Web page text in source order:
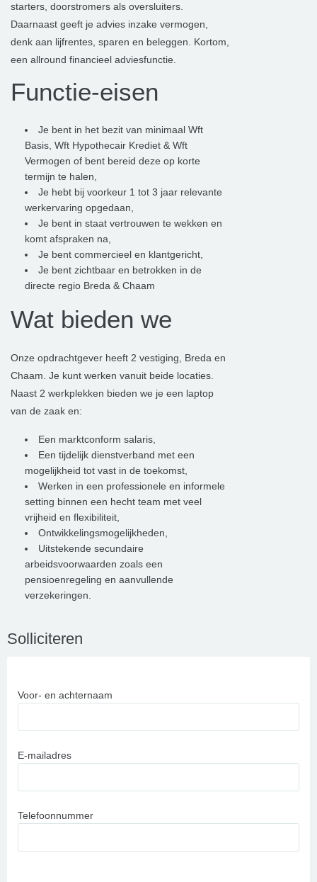
starters, doorstromers als oversluiters.
Daarnaast geeft je advies inzake vermogen,
denk aan lijfrentes, sparen en beleggen. Kortom,
een allround financieel adviesfunctie.
Functie-eisen
Je bent in het bezit van minimaal Wft
Basis, Wft Hypothecair Krediet & Wft
Vermogen of bent bereid deze op korte
termijn te halen,
Je hebt bij voorkeur 1 tot 3 jaar relevante
werkervaring opgedaan,
Je bent in staat vertrouwen te wekken en
komt afspraken na,
Je bent commercieel en klantgericht,
Je bent zichtbaar en betrokken in de
directe regio Breda & Chaam
Wat bieden we
Onze opdrachtgever heeft 2 vestiging, Breda en
Chaam. Je kunt werken vanuit beide locaties.
Naast 2 werkplekken bieden we je een laptop
van de zaak en:
Een marktconform salaris,
Een tijdelijk dienstverband met een
mogelijkheid tot vast in de toekomst,
Werken in een professionele en informele
setting binnen een hecht team met veel
vrijheid en flexibiliteit,
Ontwikkelingsmogelijkheden,
Uitstekende secundaire
arbeidsvoorwaarden zoals een
pensioenregeling en aanvullende
verzekeringen.
Solliciteren
Voor- en achternaam
E-mailadres
Telefoonnummer